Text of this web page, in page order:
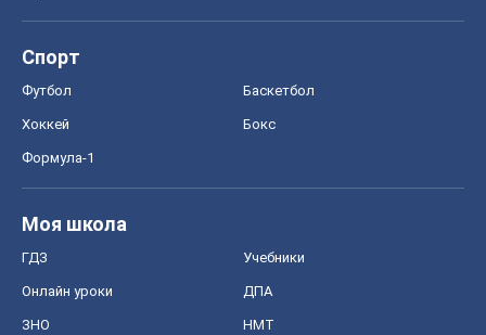
Спорт
Футбол Баскетбол
Хоккей Бокс
Формула-1
Моя школа
ГДЗ Учебники
Онлайн уроки ДПА
ЗНО НМТ